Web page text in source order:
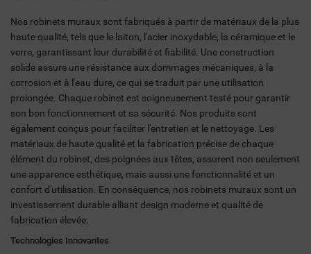
Nos robinets muraux sont fabriqués à partir de matériaux de la plus
haute qualité, tels que le laiton, l'acier inoxydable, la céramique et le
verre, garantissant leur durabilité et fiabilité. Une construction
solide assure une résistance aux dommages mécaniques, à la
corrosion et à l'eau dure, ce qui se traduit par une utilisation
prolongée. Chaque robinet est soigneusement testé pour garantir
son bon fonctionnement et sa sécurité. Nos produits sont
également conçus pour faciliter l'entretien et le nettoyage. Les
matériaux de haute qualité et la fabrication précise de chaque
élément du robinet, des poignées aux têtes, assurent non seulement
une apparence esthétique, mais aussi une fonctionnalité et un
confort d'utilisation. En conséquence, nos robinets muraux sont un
investissement durable alliant design moderne et qualité de
fabrication élevée.
Technologies Innovantes